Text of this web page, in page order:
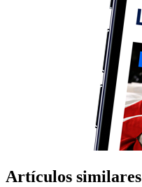
Artículos similares